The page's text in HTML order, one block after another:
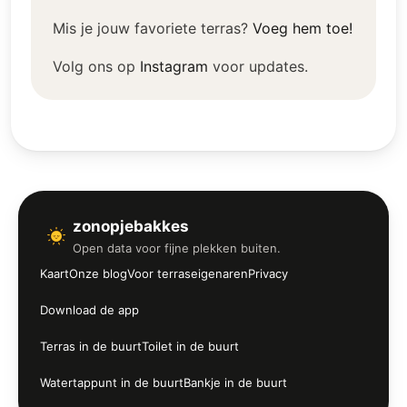
Mis je jouw favoriete terras? Voeg hem toe!
Volg ons op Instagram voor updates.
zonopjebakkes
Open data voor fijne plekken buiten.
KaartOnze blogVoor terraseigenarenPrivacy
Download de app
Terras in de buurtToilet in de buurt
Watertappunt in de buurtBankje in de buurt